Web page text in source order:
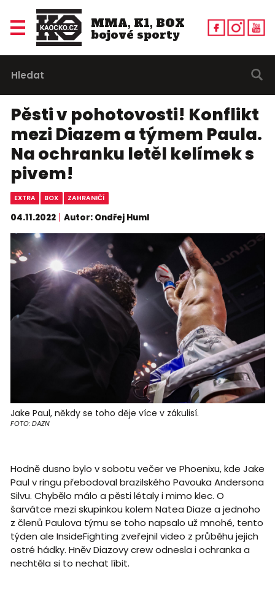
MMA, K1, BOX
bojové sporty
Pěsti v pohotovosti! Konflikt
mezi Diazem a týmem Paula.
Na ochranku letěl kelímek s
pivem!
EXTRA BOX ZAHRANIČÍ
04.11.2022 Autor: Ondřej Huml
Jake Paul, někdy se toho děje více v zákulisí.
FOTO: DAZN
Hodně dusno bylo v sobotu večer ve Phoenixu, kde Jake
Paul v ringu přebodoval brazilského Pavouka Andersona
Silvu. Chybělo málo a pěsti létaly i mimo klec. O
šarvátce mezi skupinkou kolem Natea Diaze a jednoho
z členů Paulova týmu se toho napsalo už mnohé, tento
týden ale InsideFighting zveřejnil video z průběhu jejich
ostré hádky. Hněv Diazovy crew odnesla i ochranka a
nechtěla si to nechat líbit.